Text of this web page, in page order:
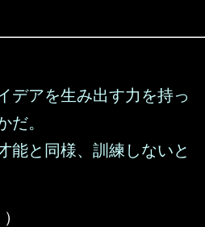
デアを生み出す力を持っ
だ。
能と同様、訓練しないと